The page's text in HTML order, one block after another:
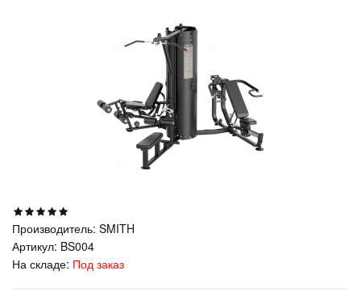
Производитель: SMITH
Артикул: BS004
На складе: Под заказ